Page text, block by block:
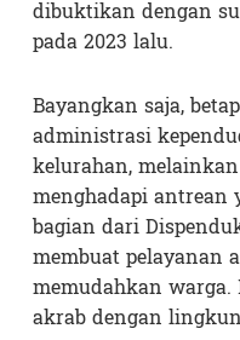
dibuktikan dengan
pada 2023 lalu.
Bayangkan saja,
administrasi
kelurahan,
menghadapi antrean
bagian dari
membuat pelayanan
memudahkan
akrab dengan